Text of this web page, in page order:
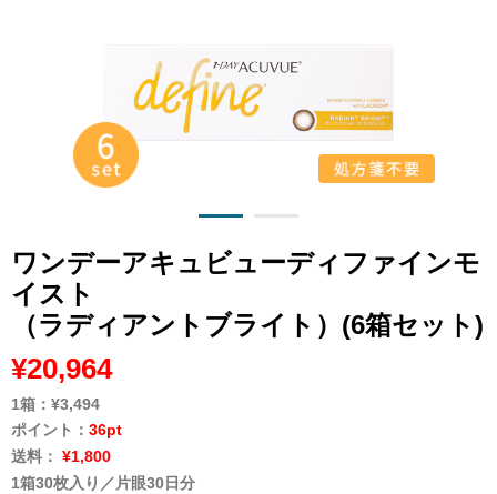
ワンデーアキュビューディファインモ
イスト
（ラディアントブライト）(6箱セット)
¥20,964
1箱： ¥3,494
ポイント： 36pt
送料： ¥1,800
1箱30枚入り／片眼30日分